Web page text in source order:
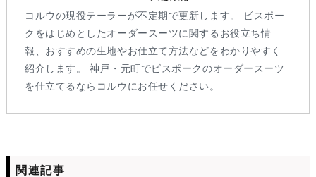
コルウの現役テーラーが不定期で更新します。 ビスポー
クをはじめとしたオーダースーツに関するお役立ち情
報、おすすめの生地やお仕立て方法などをわかりやすく
紹介します。 神戸・元町でビスポークのオーダースーツ
を仕立てるならコルウにお任せください。
関連記事